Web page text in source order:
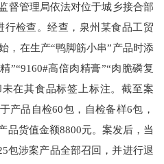
管理局依法对位于城乡接合部
检查。经查，泉州某食品工贸
，在生产“鸭脚筋小串”产品时添
”“9160#高倍肉精膏”“肉脆磷复
在其食品标签上标注。截至案
产品自检60包，自检备样6包，
品货值金额8800元。案发后，当
包涉案产品全部召回，并进行退